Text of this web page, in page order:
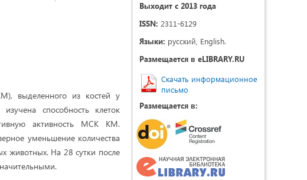
выделенного из костей у
способность клеток
активность МСК КМ.
уменьшение количества
животных. На 28 сутки после
Выходит с 2013 года
ISSN: 2311-6129
Языки: русский, English.
Размещается в eLIBRARY.RU
Скачать информационное
письмо
Размещается в: